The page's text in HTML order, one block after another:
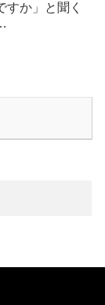
すか」と聞く